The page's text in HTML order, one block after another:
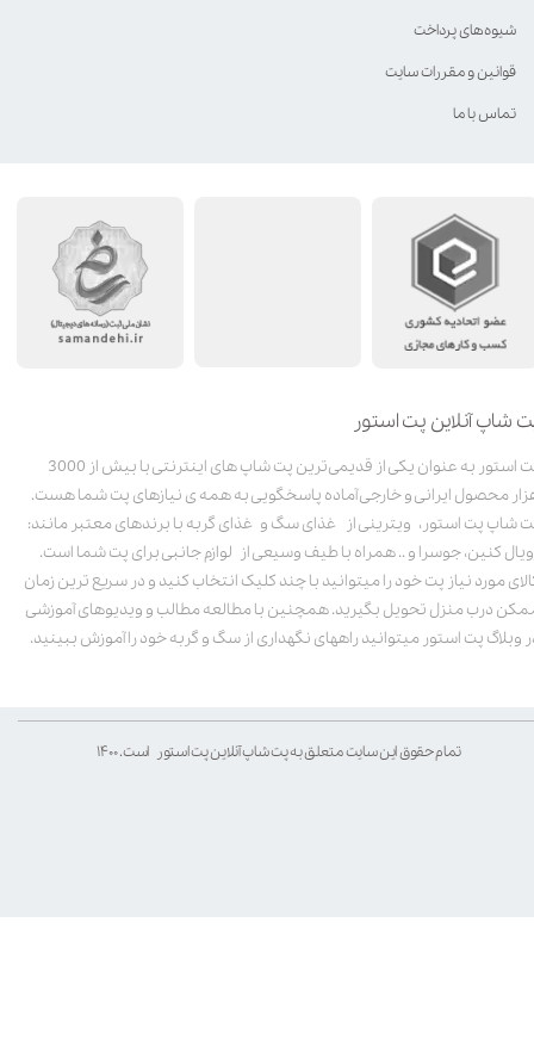
شاپ آنلاین پت استور
پت استور به عنوان یکی از قدیمی‌ترین پت شاپ های اینترنتی با بیش از 3000
محصول ایرانی و خارجی آماده پاسخگویی به همه ی نیازهای پت شما هست.
شاپ پت استور، ویترینی از غذای سگ و غذای گربه با برندهای معتبر مانند:
کنین، جوسرا و .. همراه با طیف وسیعی از لوازم جانبی برای پت شما است.
مورد نیاز پت خود را میتوانید با چند کلیک انتخاب کنید و در سریع ترین زمان
درب منزل تحویل بگیرید. همچنین با مطالعه مطالب و ویدیوهای آموزشی
وبلاگ پت استور میتوانید راههای نگهداری از سگ و گربه خود را آموزش ببینید.
تمام حقوق این سایت متعلق به پت شاپ آنلاین پت استور است. ۱۴۰۰
شیوه‌های پرداخت
قوانین و مقررات سایت
تماس با ما